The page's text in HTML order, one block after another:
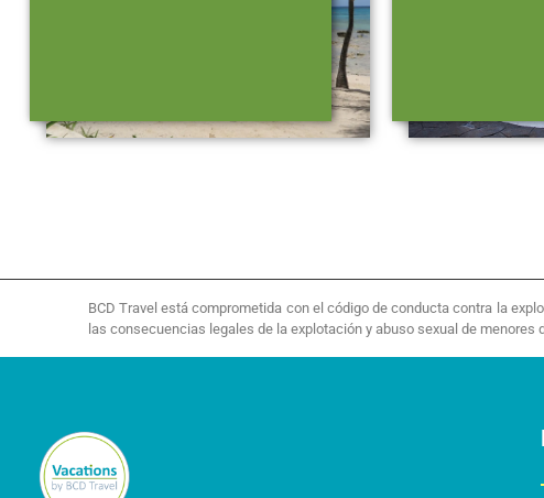
BCD Travel está comprometida con el código de conducta contra la
las consecuencias legales de la explotación y abuso sexual de menores